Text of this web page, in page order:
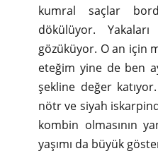
kumral saçlar
dökülüyor.
gözüküyor. O an için
eteğim yine de ben
şekline değer
nötr ve siyah
kombin olmasının
yaşımı da büyük